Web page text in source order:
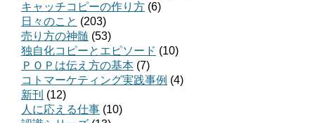
キャッチコピーの作り方 (6)
日々のこと (203)
売り方の神髄 (53)
独自化コピーとエピソード (10)
ＰＯＰは伝え方の基本 (7)
コトマーケティング実践事例 (4)
新刊 (12)
人に応える仕事 (10)